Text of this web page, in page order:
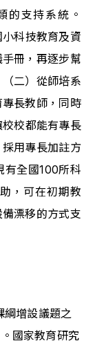
的支持系統。
小科技教育及資
冊，再逐步幫
二）從師培系
長教師，同時
校都能有專長
用專長加註方
有全國100所科
，可在初期教
漂移的方式支
綱增設議題之
國家教育研究